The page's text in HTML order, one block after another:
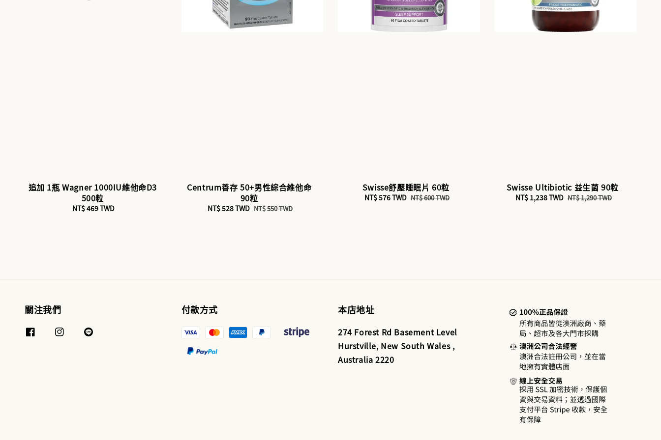
追加 1瓶 Wagner 1000IU維他命D3
500粒
Regular
NT$ 469 TWD
Centrum善存 50+男性綜合維他命
90粒
Sale
NT$ 528 TWD Regular
NT$ 550 TWD
Swisse舒壓睡眠片 60粒
Sale
NT$ 576 TWD Regular
NT$ 600 TWD
Swisse Ultibiotic 益生菌 90粒
Sale
NT$ 1,238 TWD Regular
NT$ 1,290 TWD
關注我們 付款方式 本店地址
274 Forest Rd Basement Level
Hurstville, New South Wales ,
Australia 2220